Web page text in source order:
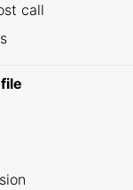
call